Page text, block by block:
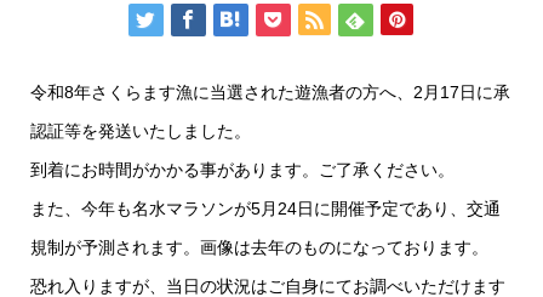
令和8年さくらます漁に当選された遊漁者の方へ、2月17日に承
認証等を発送いたしました。
到着にお時間がかかる事があります。ご了承ください。
また、今年も名水マラソンが5月24日に開催予定であり、交通
規制が予測されます。画像は去年のものになっております。
恐れ入りますが、当日の状況はご自身にてお調べいただけます